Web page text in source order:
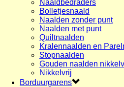
Naaldbedraders
Bolletjesnaald
Naalden zonder punt
Naalden met punt
Quiltnaalden
Kralennaalden en
Stopnaalden
Gouden naalden
Nikkelvrij
Borduurgarens